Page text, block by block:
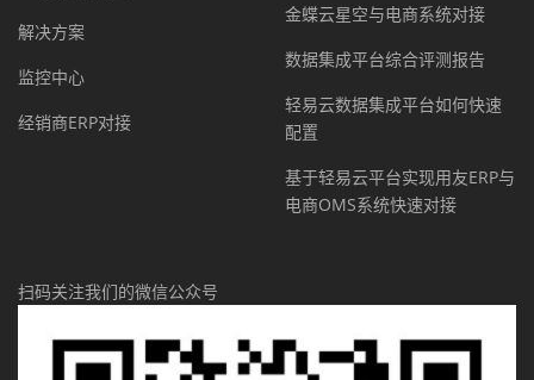
解决方案
监控中心
经销商ERP对接
金蝶云星空与电商系统对接
数据集成平台综合评测报告
轻易云数据集成平台如何快速
配置
基于轻易云平台实现用友ERP与
电商OMS系统快速对接
扫码关注我们的微信公众号